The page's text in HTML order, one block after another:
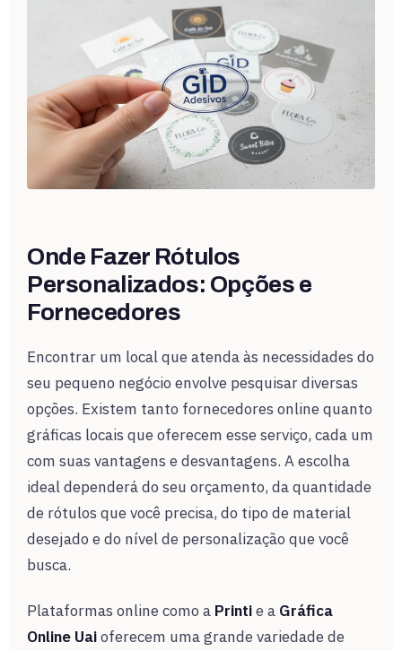
Onde Fazer Rótulos
Personalizados: Opções e
Fornecedores
Encontrar um local que atenda às necessidades do
seu pequeno negócio envolve pesquisar diversas
opções. Existem tanto fornecedores online quanto
gráficas locais que oferecem esse serviço, cada um
com suas vantagens e desvantagens. A escolha
ideal dependerá do seu orçamento, da quantidade
de rótulos que você precisa, do tipo de material
desejado e do nível de personalização que você
busca.
Plataformas online como a Printie a Gráfica
Online Uaioferecem uma grande variedade de